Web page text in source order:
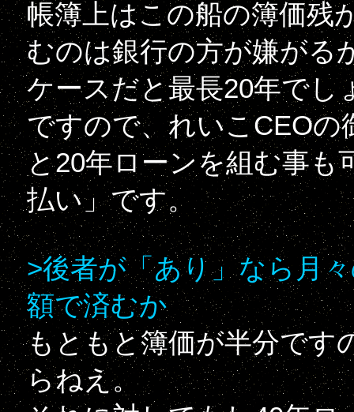
帳簿上はこの船の簿価残
むのは銀行の方が嫌がる
ケースだと最長20年でし
ですので、れいこCEO
と20年ローンを組む事も
払い」です。
>後者が「あり」なら月
額で済むか
もともと簿価が半分です
らねえ。